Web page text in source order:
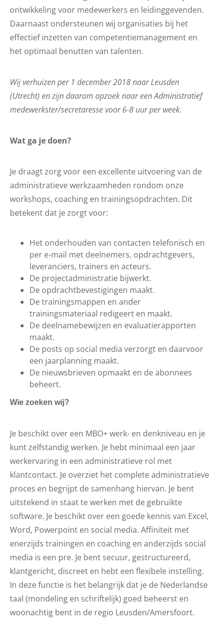
ontwikkeling voor medewerkers en leidinggevenden.
Daarnaast ondersteunen wij organisaties bij het
effectief inzetten van competentiemanagement en
het optimaal benutten van talenten.
Wij verhuizen per 1 december 2018 naar Leusden
(Utrecht) en zijn daarom opzoek naar een Administratief
medewerkster/secretaresse voor 6-8 uur per week.
Wat ga je doen?
Je draagt zorg voor een excellente uitvoering van de
administratieve werkzaamheden rondom onze
workshops, coaching en trainingsopdrachten. Dit
betekent dat je zorgt voor:
Het onderhouden van contacten telefonisch en
per e-mail met deelnemers, opdrachtgevers,
leveranciers, trainers en acteurs.
De projectadministratie bijwerkt.
De opdrachtbevestigingen maakt.
De trainingsmappen en ander
trainingsmateriaal redigeert en maakt.
De deelnamebewijzen en evaluatierapporten
maakt.
De posts op social media verzorgt en daarvoor
een jaarplanning maakt.
De nieuwsbrieven opmaakt en de abonnees
beheert.
Wie zoeken wij?
Je beschikt over een MBO+ werk- en denkniveau en je
kunt zelfstandig werken. Je hebt minimaal een jaar
werkervaring in een administratieve rol met
klantcontact. Je overziet het complete administratieve
proces en begrijpt de samenhang hiervan. Je bent
uitstekend in staat te werken met de gebruikte
software. Je beschikt over een goede kennis van Excel,
Word, Powerpoint en social media. Affiniteit met
enerzijds trainingen en coaching en anderzijds social
media is een pre. Je bent secuur, gestructureerd,
klantgericht, discreet en hebt een flexibele instelling.
In deze functie is het belangrijk dat je de Nederlandse
taal (mondeling en schriftelijk) goed beheerst en
woonachtig bent in de regio Leusden/Amersfoort.